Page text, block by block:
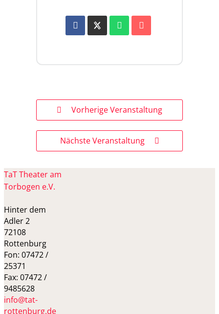
Vorherige Veranstaltung
Nächste Veranstaltung
TaT Theater am
Torbogen e.V.
Hinter dem
Adler 2
72108
Rottenburg
Fon: 07472 /
25371
Fax: 07472 /
9485628
info@tat-
rottenburg.de